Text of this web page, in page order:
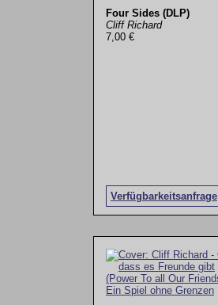
Four Sides (DLP)
Cliff Richard
7,00 €
Verfügbarkeitsanfrage